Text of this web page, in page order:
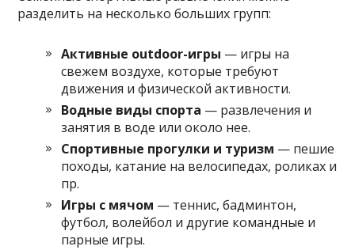
разделить на несколько больших групп:
Активные outdoor-игры — игры на
свежем воздухе, которые требуют
движения и физической активности.
Водные виды спорта — развлечения и
занятия в воде или около нее.
Спортивные прогулки и туризм — пешие
походы, катание на велосипедах, роликах и
пр.
Игры с мячом — теннис, бадминтон,
футбол, волейбол и другие командные и
парные игры.